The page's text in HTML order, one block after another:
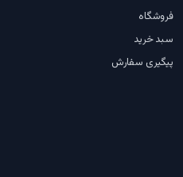
فروشگاه
سبد خرید
پیگیری سفارش